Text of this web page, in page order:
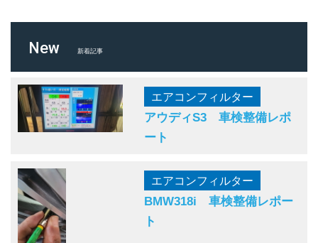
New 新着記事
エアコンフィルター
アウディS3 車検整備レポ
ート
エアコンフィルター
BMW318i 車検整備レポー
ト